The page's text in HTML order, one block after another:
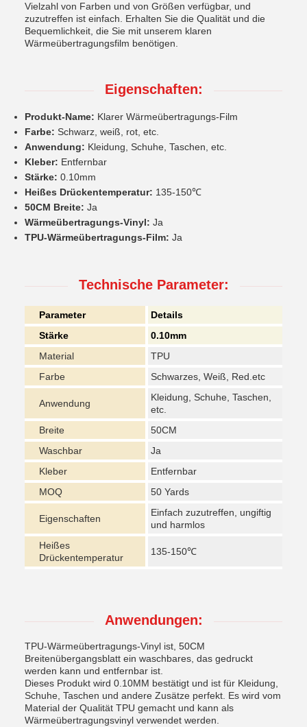
Vielzahl von Farben und von Größen verfügbar, und
zuzutreffen ist einfach. Erhalten Sie die Qualität und die
Bequemlichkeit, die Sie mit unserem klaren
Wärmeübertragungsfilm benötigen.
Eigenschaften:
Produkt-Name: Klarer Wärmeübertragungs-Film
Farbe: Schwarz, weiß, rot, etc.
Anwendung: Kleidung, Schuhe, Taschen, etc.
Kleber: Entfernbar
Stärke: 0.10mm
Heißes Drückentemperatur: 135-150℃
50CM Breite: Ja
Wärmeübertragungs-Vinyl: Ja
TPU-Wärmeübertragungs-Film: Ja
Technische Parameter:
Parameter
Details
Stärke
0.10mm
Material
TPU
Farbe
Schwarzes, Weiß, Red.etc
Anwendung
Kleidung, Schuhe, Taschen,
etc.
Breite
50CM
Waschbar
Ja
Kleber
Entfernbar
MOQ
50 Yards
Eigenschaften
Einfach zuzutreffen, ungiftig
und harmlos
Heißes
Drückentemperatur
135-150℃
Anwendungen:
TPU-Wärmeübertragungs-Vinyl ist, 50CM
Breitenübergangsblatt ein waschbares, das gedruckt
werden kann und entfernbar ist.
Dieses Produkt wird 0.10MM bestätigt und ist für Kleidung,
Schuhe, Taschen und andere Zusätze perfekt. Es wird vom
Material der Qualität TPU gemacht und kann als
Wärmeübertragungsvinyl verwendet werden.